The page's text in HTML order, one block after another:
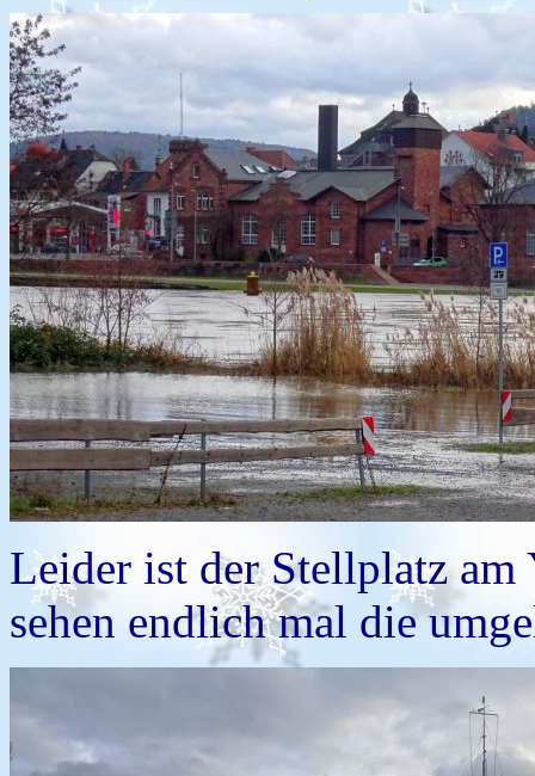
Leider ist der Stellplatz am
sehen endlich mal die